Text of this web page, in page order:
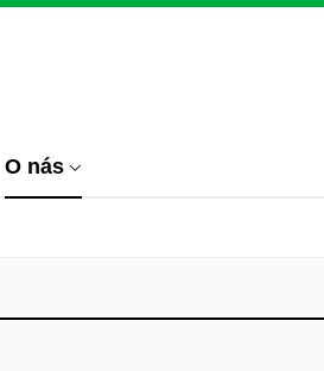
O nás